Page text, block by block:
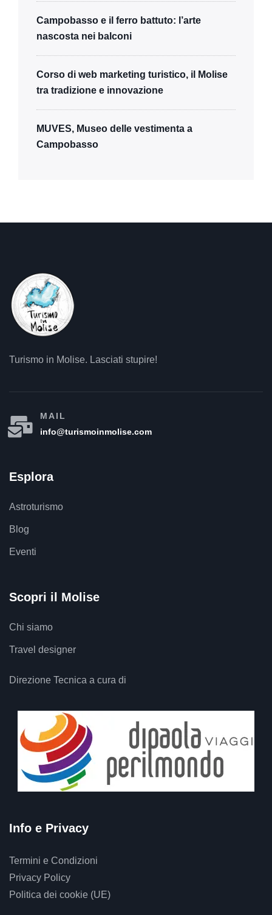
Campobasso e il ferro battuto: l’arte
nascosta nei balconi
Corso di web marketing turistico, il Molise
tra tradizione e innovazione
MUVES, Museo delle vestimenta a
Campobasso
Turismo in Molise. Lasciati stupire!
MAIL
info@turismoinmolise.com
Esplora
Astroturismo
Blog
Eventi
Scopri il Molise
Chi siamo
Travel designer
Direzione Tecnica a cura di
Info e Privacy
Termini e Condizioni
Privacy Policy
Politica dei cookie (UE)